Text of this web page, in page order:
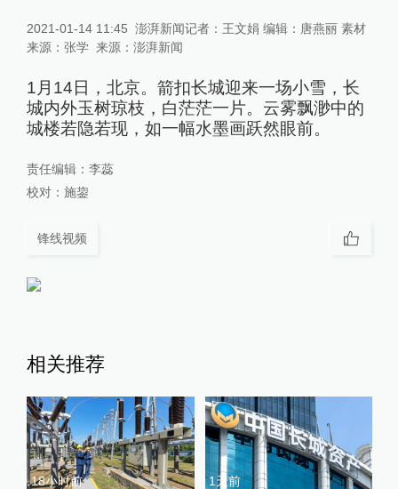
2021-01-14 11:45 澎湃新闻记者：王文娟 编辑：唐燕丽 素材
来源：张学 来源： 澎湃新闻
1月14日，北京。箭扣长城迎来一场小雪，长
城内外玉树琼枝，白茫茫一片。云雾飘渺中的
城楼若隐若现，如一幅水墨画跃然眼前。
责任编辑： 李蕊
校对： 施鋆
锋线视频
相关推荐
18小时前 1天前